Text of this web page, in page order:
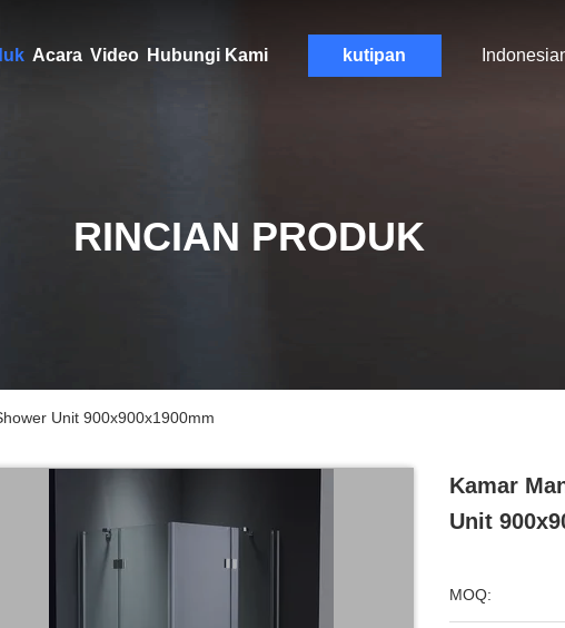
Acara Video Hubungi Kami kutipan
RINCIAN PRODUK
Unit 900x900x1900mm
Kamar
Unit
MOQ: